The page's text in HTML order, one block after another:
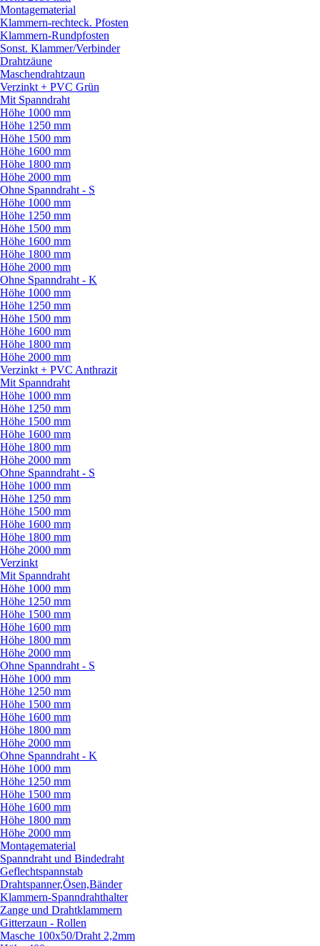
Montagematerial
Klammern-rechteck. Pfosten
Klammern-Rundpfosten
Sonst. Klammer/Verbinder
Drahtzäune
Maschendrahtzaun
Verzinkt + PVC Grün
Mit Spanndraht
Höhe 1000 mm
Höhe 1250 mm
Höhe 1500 mm
Höhe 1600 mm
Höhe 1800 mm
Höhe 2000 mm
Ohne Spanndraht - S
Höhe 1000 mm
Höhe 1250 mm
Höhe 1500 mm
Höhe 1600 mm
Höhe 1800 mm
Höhe 2000 mm
Ohne Spanndraht - K
Höhe 1000 mm
Höhe 1250 mm
Höhe 1500 mm
Höhe 1600 mm
Höhe 1800 mm
Höhe 2000 mm
Verzinkt + PVC Anthrazit
Mit Spanndraht
Höhe 1000 mm
Höhe 1250 mm
Höhe 1500 mm
Höhe 1600 mm
Höhe 1800 mm
Höhe 2000 mm
Ohne Spanndraht - S
Höhe 1000 mm
Höhe 1250 mm
Höhe 1500 mm
Höhe 1600 mm
Höhe 1800 mm
Höhe 2000 mm
Verzinkt
Mit Spanndraht
Höhe 1000 mm
Höhe 1250 mm
Höhe 1500 mm
Höhe 1600 mm
Höhe 1800 mm
Höhe 2000 mm
Ohne Spanndraht - S
Höhe 1000 mm
Höhe 1250 mm
Höhe 1500 mm
Höhe 1600 mm
Höhe 1800 mm
Höhe 2000 mm
Ohne Spanndraht - K
Höhe 1000 mm
Höhe 1250 mm
Höhe 1500 mm
Höhe 1600 mm
Höhe 1800 mm
Höhe 2000 mm
Montagematerial
Spanndraht und Bindedraht
Geflechtspannstab
Drahtspanner,Ösen,Bänder
Klammern-Spanndrahthalter
Zange und Drahtklammern
Gitterzaun - Rollen
Masche 100x50/Draht 2,2mm